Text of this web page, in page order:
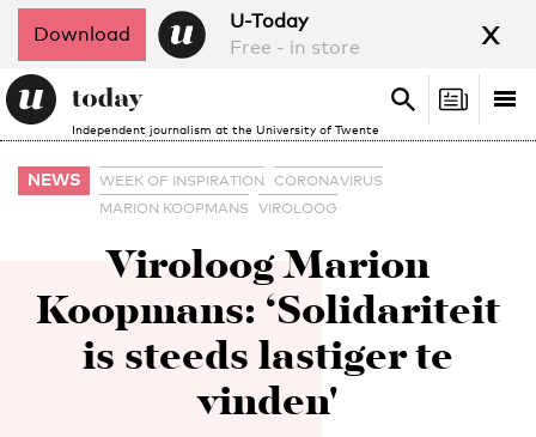
Download
U-Today
Free - in store
x
Independent journalism at the University of Twente
Search
Search
NEWS WEEK OF INSPIRATION
CORONAVIRUS
MARION KOOPMANS
VIROLOOG
Viroloog Marion
Koopmans: ‘Solidariteit
is steeds lastiger te
vinden'